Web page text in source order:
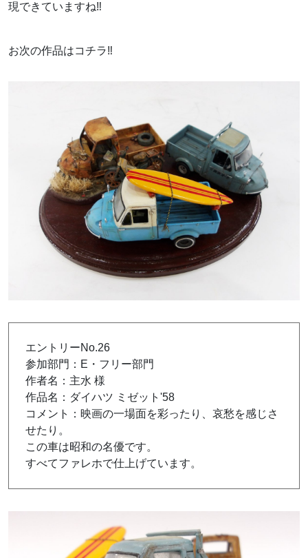
現できていますね‼
お次の作品はコチラ‼
エントリーNo.26
参加部門：E・フリー部門
作者名：主水 様
作品名：ダイハツ ミゼット'58
コメント：映画の一場面を彩ったり、哀愁を感じさ
せたり。
この車は昭和の名優です。
すべてファレホで仕上げています。